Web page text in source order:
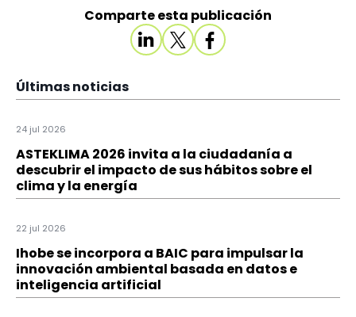
Comparte esta publicación
Últimas noticias
24 jul 2026
ASTEKLIMA 2026 invita a la ciudadanía a
descubrir el impacto de sus hábitos sobre el
clima y la energía
22 jul 2026
Ihobe se incorpora a BAIC para impulsar la
innovación ambiental basada en datos e
inteligencia artificial